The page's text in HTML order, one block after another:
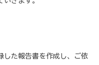
した報告書を作成し、ご依